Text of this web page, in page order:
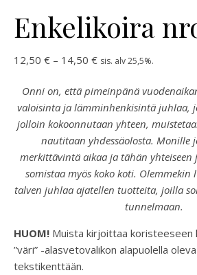
Enkelikoira
12,50 € – 14,50 €Hintaluokka: 12,50 €
sis. alv 25,5%.
Onni on, että pimeinpänä
valoisinta ja lämminhenkisintä juhlaa,
jolloin kokoonnutaan yhteen,
nautitaan yhdessäolosta. Monille
merkittävintä aikaa ja tähän
somistaa myös koko koti. Olemmekin
talven juhlaa ajatellen tuotteita, joilla
tunnelmaan.
HUOM! Muista kirjoittaa koristeeseen
”väri” -alasvetovalikon alapuolella
tekstikenttään.